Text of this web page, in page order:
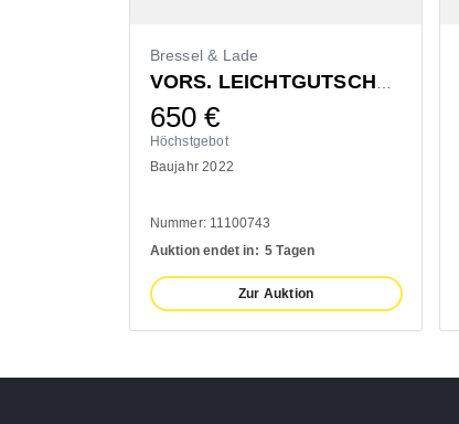
Bressel & Lade
650 €
Höchstgebot
Baujahr 2022
Nummer: 11100743
Auktion endet in: 5 Tagen
Zur Auktion